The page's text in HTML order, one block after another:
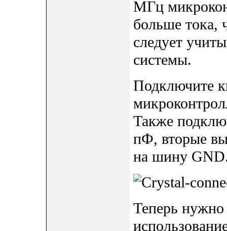
МГц
больше тока,
следует
системы.
Подключите
Также
пФ, вторые
на шину
Теперь нужно